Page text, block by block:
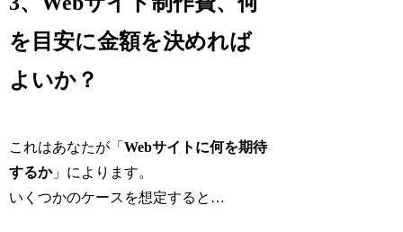
を目安に金額を決めれば
よいか？
これはあなたが「Webサイトに何を期待
するか」によります。
いくつかのケースを想定すると…